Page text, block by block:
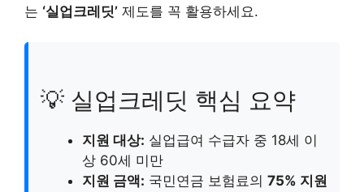
는 ‘실업크레딧’ 제도를 꼭 활용하세요.
💡 실업크레딧 핵심 요약
지원 대상: 실업급여 수급자 중 18세 이
상 60세 미만
지원 금액: 국민연금 보험료의 75% 지원